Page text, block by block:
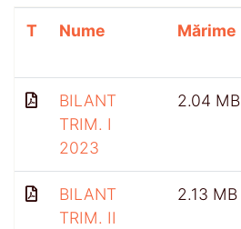
T Nume Mărime
BILANT
TRIM. I
2023
2.04 MB
BILANT
TRIM. II
2.13 MB